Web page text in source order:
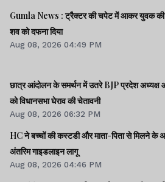
Gumla News : ट्रैक्टर की चपेट में आकर युवक की
शव को दफना दिया
Aug 08, 2026 04:49 PM
छात्र आंदोलन के समर्थन में उतरे BJP प्रदेश अध्यक्ष
को विधानसभा घेराव की चेतावनी
Aug 08, 2026 06:32 PM
HC ने बच्चों की कस्टडी और माता-पिता से मिलने के
अंतरिम गाइडलाइन लागू
Aug 08, 2026 04:46 PM